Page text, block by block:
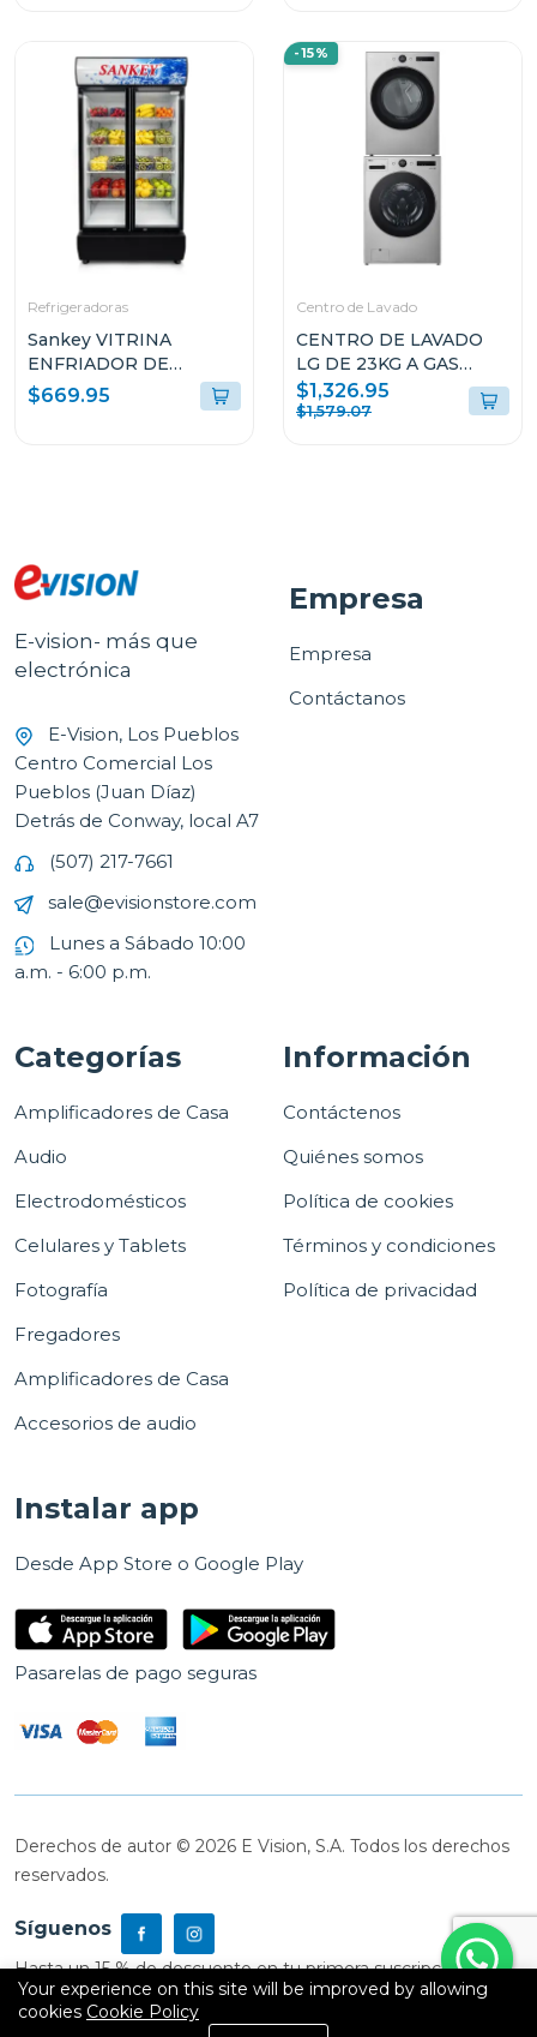
Refrigeradoras
Sankey VITRINA
ENFRIADOR DE
20CUFT RFD20N
$669.95
-15%
Centro de Lavado
CENTRO DE LAVADO
LG DE 23KG A GAS
COLOR GRIS
WM23VFXS6/DF74VFXS6B
$1,326.95
$1,579.07
E-vision- más que
electrónica
E-Vision, Los Pueblos
Centro Comercial Los
Pueblos (Juan Díaz)
Detrás de Conway, local A7
(507) 217-7661
sale@evisionstore.com
Lunes a Sábado 10:00
a.m. - 6:00 p.m.
Empresa
Empresa
Contáctanos
Categorías
Amplificadores de Casa
Audio
Electrodomésticos
Celulares y Tablets
Fotografía
Fregadores
Amplificadores de Casa
Accesorios de audio
Información
Contáctenos
Quiénes somos
Política de cookies
Términos y condiciones
Política de privacidad
Instalar app
Desde App Store o Google Play
Pasarelas de pago seguras
Derechos de autor © 2026 E Vision, S.A. Todos los derechos
reservados.
Síguenos
Hasta un 15 % de descuento en tu primera suscripción
Your experience on this site will be improved by allowing
cookies Cookie Policy